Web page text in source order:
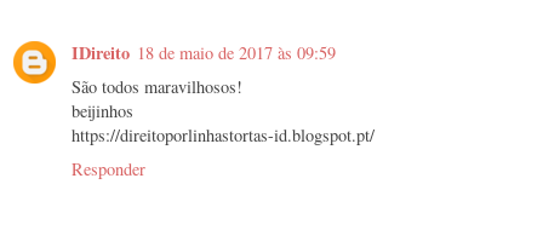
IDireito 18 de maio de 2017 às 09:59
São todos maravilhosos!
beijinhos
https://direitoporlinhastortas-id.blogspot.pt/
Responder